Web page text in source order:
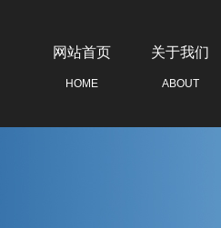
网站首页
HOME
关于我们
ABOUT